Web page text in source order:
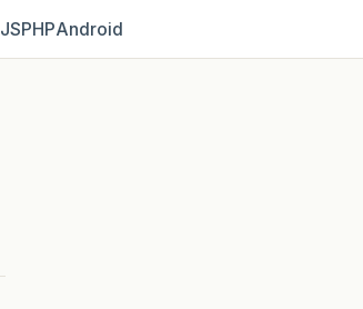
JSPHPAndroid